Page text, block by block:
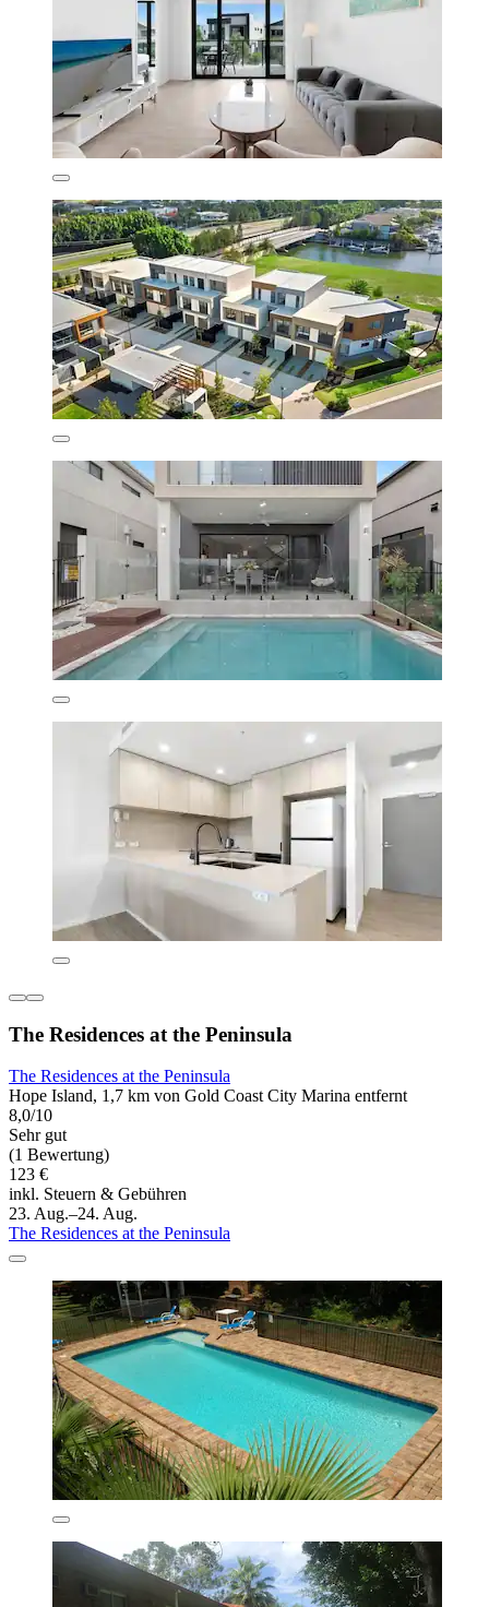
The Residences at the Peninsula
The Residences at the Peninsula
Hope Island, 1,7 km von Gold Coast City Marina entfernt
8,0/10
Sehr gut
(1 Bewertung)
123 €
inkl. Steuern & Gebühren
23. Aug.–24. Aug.
The Residences at the Peninsula